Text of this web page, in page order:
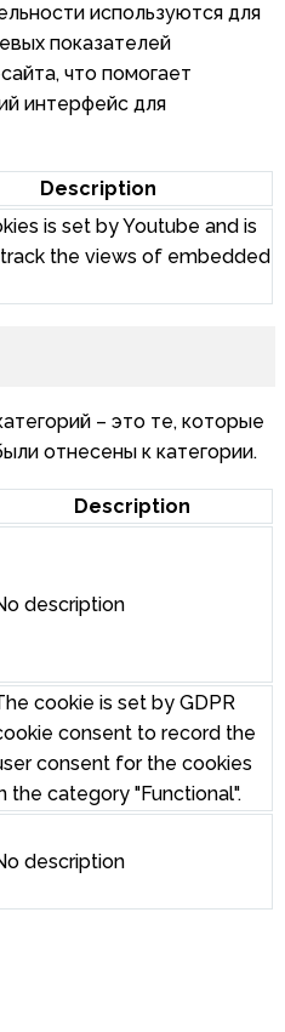
используются для
показателей
что помогает
интерфейс для
Description
is set by Youtube and is
the views of embedded
– это те, которые
отнесены к категории.
Description
description
cookie is set by GDPR
consent to record the
consent for the cookies
the category "Functional".
description